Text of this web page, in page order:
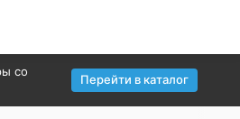
со
Перейти в каталог